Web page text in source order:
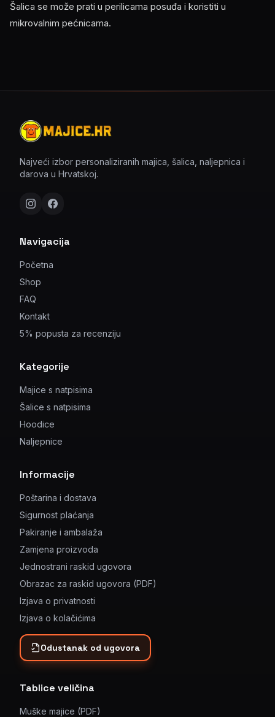
Šalica se može prati u perilicama posuđa i koristiti u
mikrovalnim pećnicama.
Najveći izbor personaliziranih majica, šalica, naljepnica i
darova u Hrvatskoj.
Navigacija
Početna
Shop
FAQ
Kontakt
5% popusta za recenziju
Kategorije
Majice s natpisima
Šalice s natpisima
Hoodice
Naljepnice
Informacije
Poštarina i dostava
Sigurnost plaćanja
Pakiranje i ambalaža
Zamjena proizvoda
Jednostrani raskid ugovora
Obrazac za raskid ugovora (PDF)
Izjava o privatnosti
Izjava o kolačićima
Odustanak od ugovora
Tablice veličina
Muške majice (PDF)